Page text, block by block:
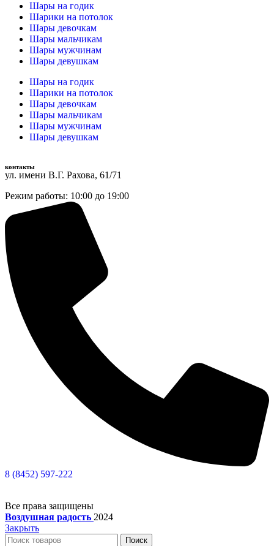
Шары на годик
Шарики на потолок
Шары девочкам
Шары мальчикам
Шары мужчинам
Шары девушкам
Шары на годик
Шарики на потолок
Шары девочкам
Шары мальчикам
Шары мужчинам
Шары девушкам
контакты
ул. имени В.Г. Рахова, 61/71
Режим работы: 10:00 до 19:00
8 (8452) 597-222
Все права защищены
Воздушная радость 2024
Закрыть
Поиск